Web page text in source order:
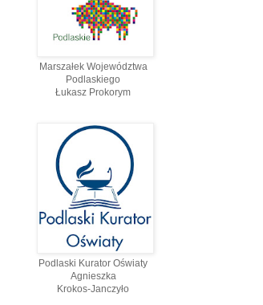
Marszałek Województwa
Podlaskiego
Łukasz Prokorym
Podlaski Kurator Oświaty
Agnieszka
Krokos-Janczyło